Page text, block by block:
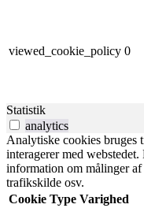
viewed_cookie_policy 0
Statistik
analytics
Analytiske cookies bruges
interagerer med
information om målinger af
trafikskilde osv.
Cookie Type Varighed